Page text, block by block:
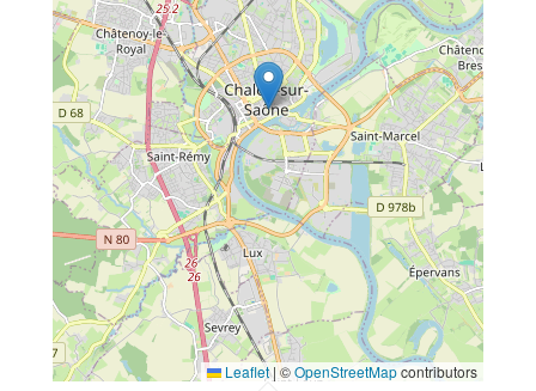
Leaflet| ©OpenStreetMapcontributors